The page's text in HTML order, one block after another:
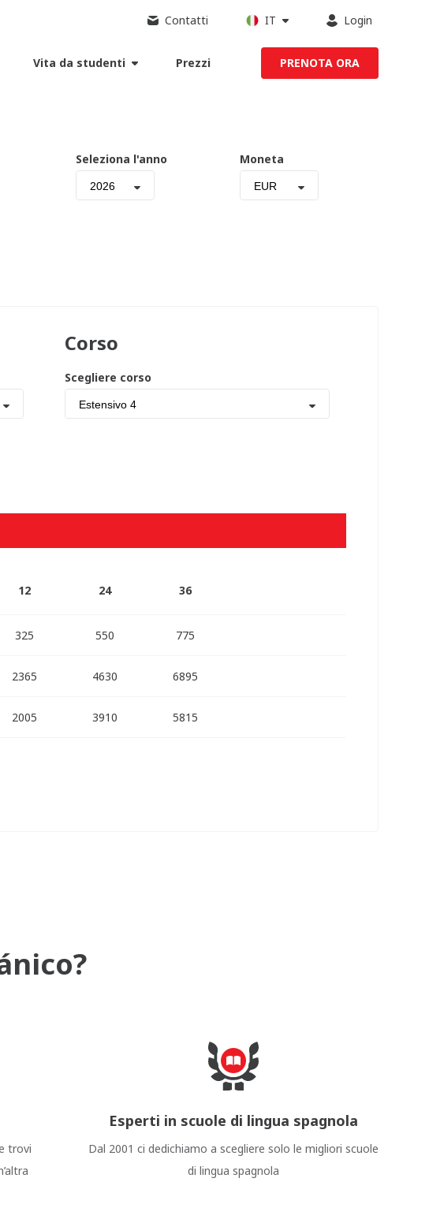
Contatti IT Login
Vita da studenti Prezzi PRENOTA ORA
Seleziona l'anno
2026
Moneta
EUR
Corso
Scegliere corso
Estensivo 4
12 24 36
325 550 775
2365 4630 6895
2005 3910 5815
trovi
Esperti in scuole di lingua spagnola
Dal 2001 ci dedichiamo a scegliere solo le migliori scuole
di lingua spagnola